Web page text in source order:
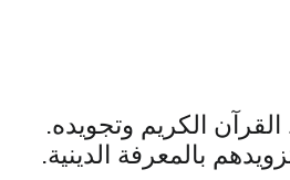
بالمعرفة الدينية.